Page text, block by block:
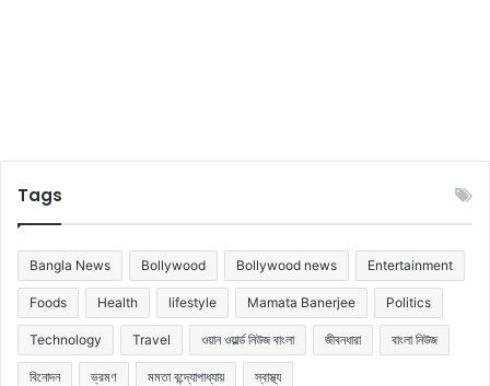
Tags
Bangla News Bollywood Bollywood news Entertainment
Foods Health lifestyle Mamata Banerjee Politics
Technology Travel ওয়ান ওয়ার্ল্ড নিউজ বাংলা জীবনধারা বাংলা নিউজ
বিনোদন ভ্রমণ মমতা বন্দ্যোপাধ্যায় স্বাস্থ্য